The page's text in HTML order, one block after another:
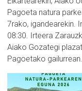
Pagoeta natura
7rako, igandearekin.
08:30. Irteera
Aiako Gozategi
Pagoetako gailurrean.